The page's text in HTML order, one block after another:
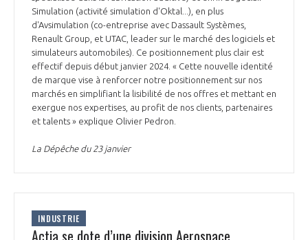
Simulation (activité simulation d'Oktal...), en plus
d'Avsimulation (co-entreprise avec Dassault Systèmes,
Renault Group, et UTAC, leader sur le marché des logiciels et
simulateurs automobiles). Ce positionnement plus clair est
effectif depuis début janvier 2024. « Cette nouvelle identité
de marque vise à renforcer notre positionnement sur nos
marchés en simplifiant la lisibilité de nos offres et mettant en
exergue nos expertises, au profit de nos clients, partenaires
et talents » explique Olivier Pedron.
La Dépêche du 23 janvier
INDUSTRIE